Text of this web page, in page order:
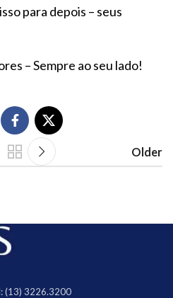
para depois – seus
– Sempre ao seu lado!
Older
(13) 3226.3200